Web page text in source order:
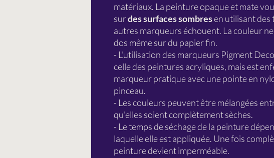
matériaux. La peinture opaque et mate
surdes surfaces sombresen utilisant des
autres marqueurs échouent. La couleur
dos même sur du papier fin.
- L'utilisation des marqueurs Pigment
celle des peintures acryliques, mais est
marqueur pratique avec une pointe en
pinceau.
- Les couleurs peuvent être mélangées
qu'elles soient complètement sèches.
- Le temps de séchage de la peinture
laquelle elle est appliquée. Une fois
peinture devient imperméable.